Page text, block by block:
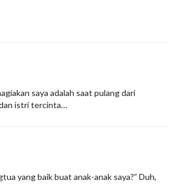
saya adalah saat pulang dari
istri tercinta…
yang baik buat anak-anak saya?” Duh,